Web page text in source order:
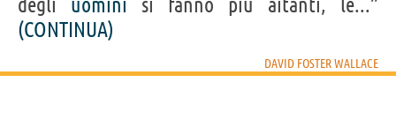
(CONTINUA)
DAVID FOSTER WALLACE